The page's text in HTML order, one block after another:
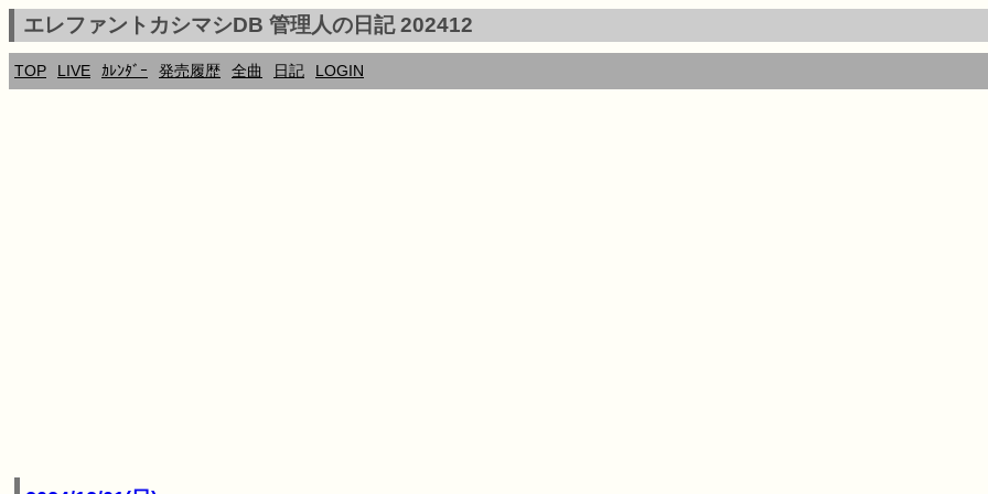
エレファントカシマシDB 管理人の日記 202412
TOP LIVE ｶﾚﾝﾀﾞｰ 発売履歴 全曲 日記 LOGIN